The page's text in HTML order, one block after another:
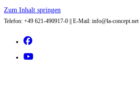
Zum Inhalt springen
Telefon: +49 621-490917-0 || E-Mail: info@la-concept.net